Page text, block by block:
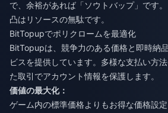
で、余裕があれば「ソウトバップ」です。
凸はリソースの無駄です。
BitTopupでポリクロームを最適化
BitTopupは、競争力のある価格と即時納
ビスを提供しています。多様な支払い方
た取引でアカウント情報を保護します。
価値の最大化：
ゲーム内の標準価格よりもお得な価格設定